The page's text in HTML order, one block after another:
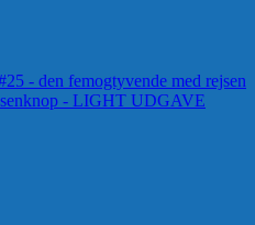
- den femogtyvende med rejsen
- LIGHT UDGAVE